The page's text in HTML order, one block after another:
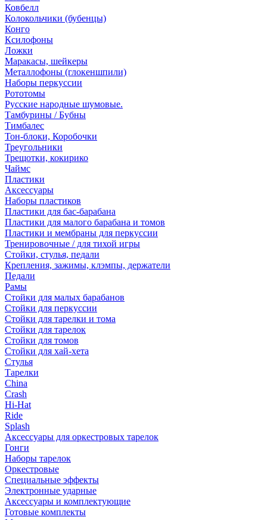
Ковбелл
Колокольчики (бубенцы)
Конго
Ксилофоны
Ложки
Маракасы, шейкеры
Металлофоны (глокеншпили)
Наборы перкуссии
Рототомы
Русские народные шумовые.
Тамбурины / Бубны
Тимбалес
Тон-блоки, Коробочки
Треугольники
Трещотки, кокирико
Чаймс
Пластики
Аксессуары
Наборы пластиков
Пластики для бас-барабана
Пластики для малого барабана и томов
Пластики и мембраны для перкуссии
Тренировочные / для тихой игры
Стойки, стулья, педали
Крепления, зажимы, клэмпы, держатели
Педали
Рамы
Стойки для малых барабанов
Стойки для перкуссии
Стойки для тарелки и тома
Стойки для тарелок
Стойки для томов
Стойки для хай-хета
Стулья
Тарелки
China
Crash
Hi-Hat
Ride
Splash
Аксессуары для оркестровых тарелок
Гонги
Наборы тарелок
Оркестровые
Специальные эффекты
Электронные ударные
Аксессуары и комплектующие
Готовые комплекты